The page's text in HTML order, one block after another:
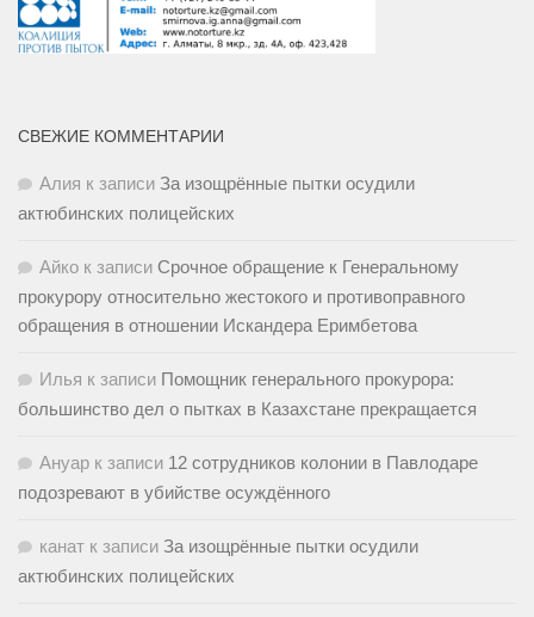
СВЕЖИЕ КОММЕНТАРИИ
Алия к записи За изощрённые пытки осудили
актюбинских полицейских
Айко к записи Срочное обращение к Генеральному
прокурору относительно жестокого и противоправного
обращения в отношении Искандера Еримбетова
Илья к записи Помощник генерального прокурора:
большинство дел о пытках в Казахстане прекращается
Ануар к записи 12 сотрудников колонии в Павлодаре
подозревают в убийстве осуждённого
канат к записи За изощрённые пытки осудили
актюбинских полицейских